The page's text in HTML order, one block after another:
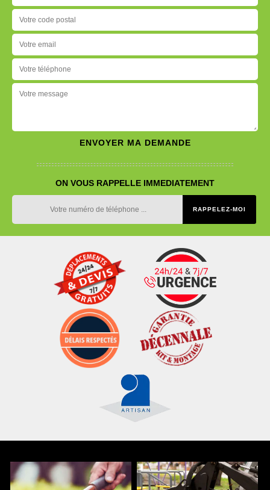
ON VOUS RAPPELLE IMMEDIATEMENT